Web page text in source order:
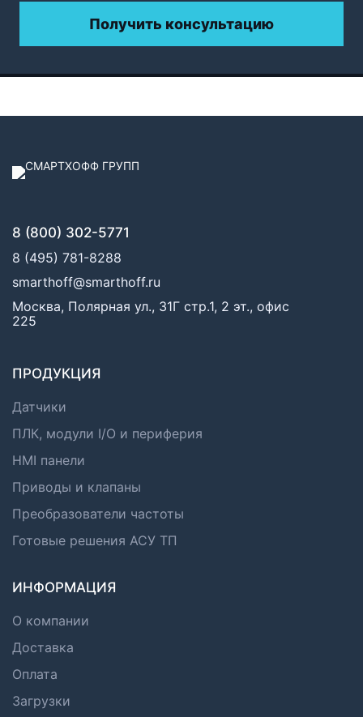
Получить консультацию
8 (800) 302-5771
8 (495) 781-8288
smarthoff@smarthoff.ru
Москва, Полярная ул., 31Г стр.1, 2 эт., офис
225
ПРОДУКЦИЯ
Датчики
ПЛК, модули I/O и периферия
HMI панели
Приводы и клапаны
Преобразователи частоты
Готовые решения АСУ ТП
ИНФОРМАЦИЯ
О компании
Доставка
Оплата
Загрузки